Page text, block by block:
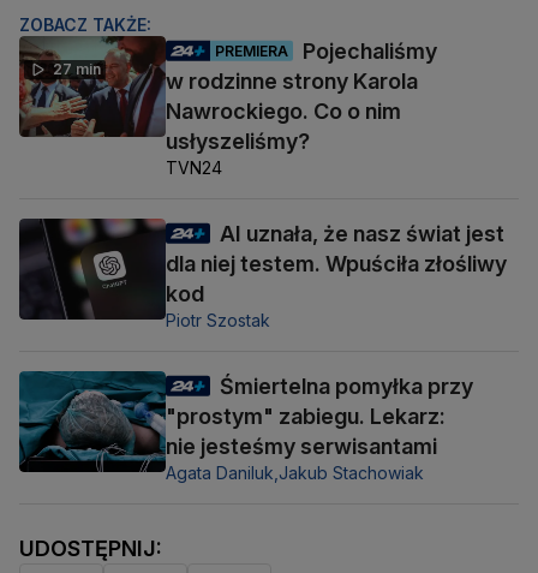
ZOBACZ TAKŻE:
27 min
PREMIERA
Pojechaliśmy
w rodzinne strony Karola
Nawrockiego. Co o nim
usłyszeliśmy?
TVN24
AI uznała, że nasz świat jest
dla niej testem. Wpuściła złośliwy
kod
Piotr Szostak
Śmiertelna pomyłka przy
"prostym" zabiegu. Lekarz:
nie jesteśmy serwisantami
Agata Daniluk, Jakub Stachowiak
UDOSTĘPNIJ: